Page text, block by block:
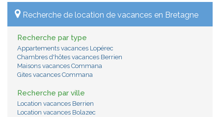
Recherche de location de vacances en Bretagne
Recherche par type
Appartements vacances Lopérec
Chambres d'hôtes vacances Berrien
Maisons vacances Commana
Gites vacances Commana
Recherche par ville
Location vacances Berrien
Location vacances Bolazec